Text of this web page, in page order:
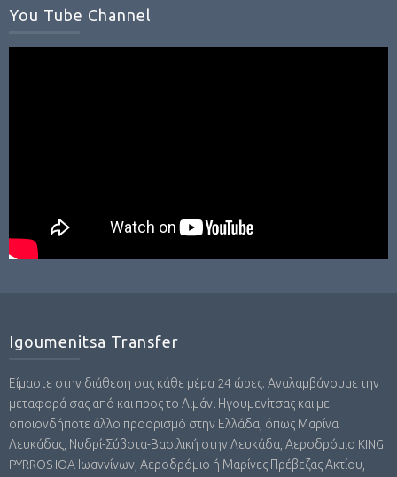
You Tube Channel
Igoumenitsa Transfer
Είμαστε στην διάθεση σας κάθε μέρα 24 ώρες. Αναλαμβάνουμε την
μεταφορά σας από και προς το Λιμάνι Ηγουμενίτσας και με
οποιονδήποτε άλλο προορισμό στην Ελλάδα, όπως Μαρίνα
Λευκάδας, Νυδρί-Σύβοτα-Βασιλική στην Λευκάδα, Αεροδρόμιο KING
PYRROS IOA Ιωαννίνων, Αεροδρόμιο ή Μαρίνες Πρέβεζας Ακτίου,